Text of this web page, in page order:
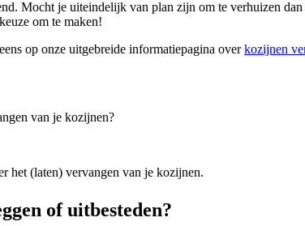
Mocht je uiteindelijk van plan zijn om te verhuizen
om te maken!
op onze uitgebreide informatiepagina overkozijnen
van je kozijnen?
het (laten) vervangen van je kozijnen.
of uitbesteden?